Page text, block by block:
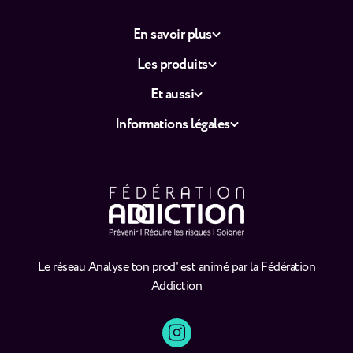
Le réseau Analyse ton prod' est animé par la Fédération
Addiction
En savoir plus
Les produits
Et aussi
Informations légales